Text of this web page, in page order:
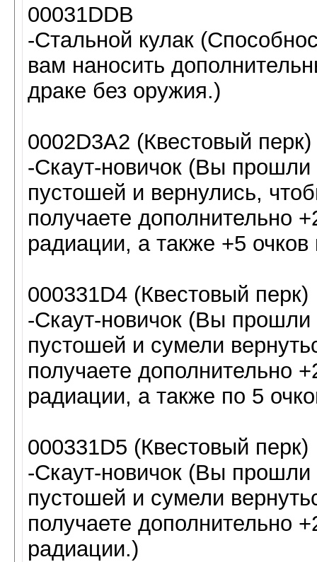
00031DDB
-Стальной кулак
вам наносить
драке без оружия.)
0002D3A2 (Квестовый перк)
-Скаут-новичок (Вы
пустошей и вернулись,
получаете дополнительно
радиации, а также +5
000331D4 (Квестовый перк)
-Скаут-новичок (Вы
пустошей и сумели
получаете дополнительно
радиации, а также по 5
000331D5 (Квестовый перк)
-Скаут-новичок (Вы
пустошей и сумели
получаете дополнительно
радиации.)